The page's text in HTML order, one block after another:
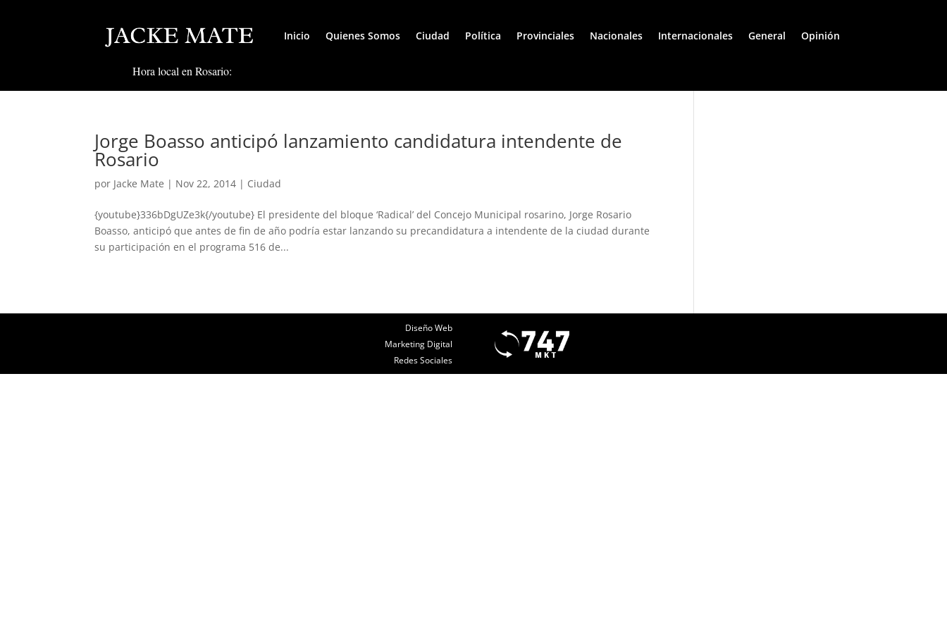
Inicio Quienes Somos Ciudad Política Provinciales Nacionales Internacionales General Opinión
Hora local en Rosario:
Jorge Boasso anticipó lanzamiento candidatura intendente de
Rosario
por Jacke Mate | Nov 22, 2014 | Ciudad
{youtube}336bDgUZe3k{/youtube} El presidente del bloque ‘Radical’ del Concejo Municipal rosarino, Jorge Rosario
Boasso, anticipó que antes de fin de año podría estar lanzando su precandidatura a intendente de la ciudad durante
su participación en el programa 516 de...
Diseño Web
Marketing Digital
Redes Sociales